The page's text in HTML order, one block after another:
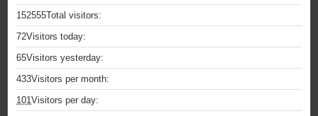
152555Total visitors:
72Visitors today:
65Visitors yesterday:
433Visitors per month:
101 Visitors per day: